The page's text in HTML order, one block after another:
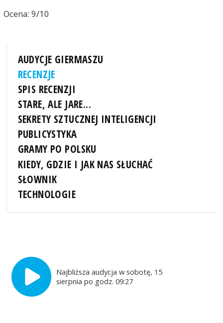
Ocena: 9/10
AUDYCJE GIERMASZU
RECENZJE
SPIS RECENZJI
STARE, ALE JARE...
SEKRETY SZTUCZNEJ INTELIGENCJI
PUBLICYSTYKA
GRAMY PO POLSKU
KIEDY, GDZIE I JAK NAS SŁUCHAĆ
SŁOWNIK
TECHNOLOGIE
Najbliższa audycja w sobotę, 15
sierpnia po godz. 09:27